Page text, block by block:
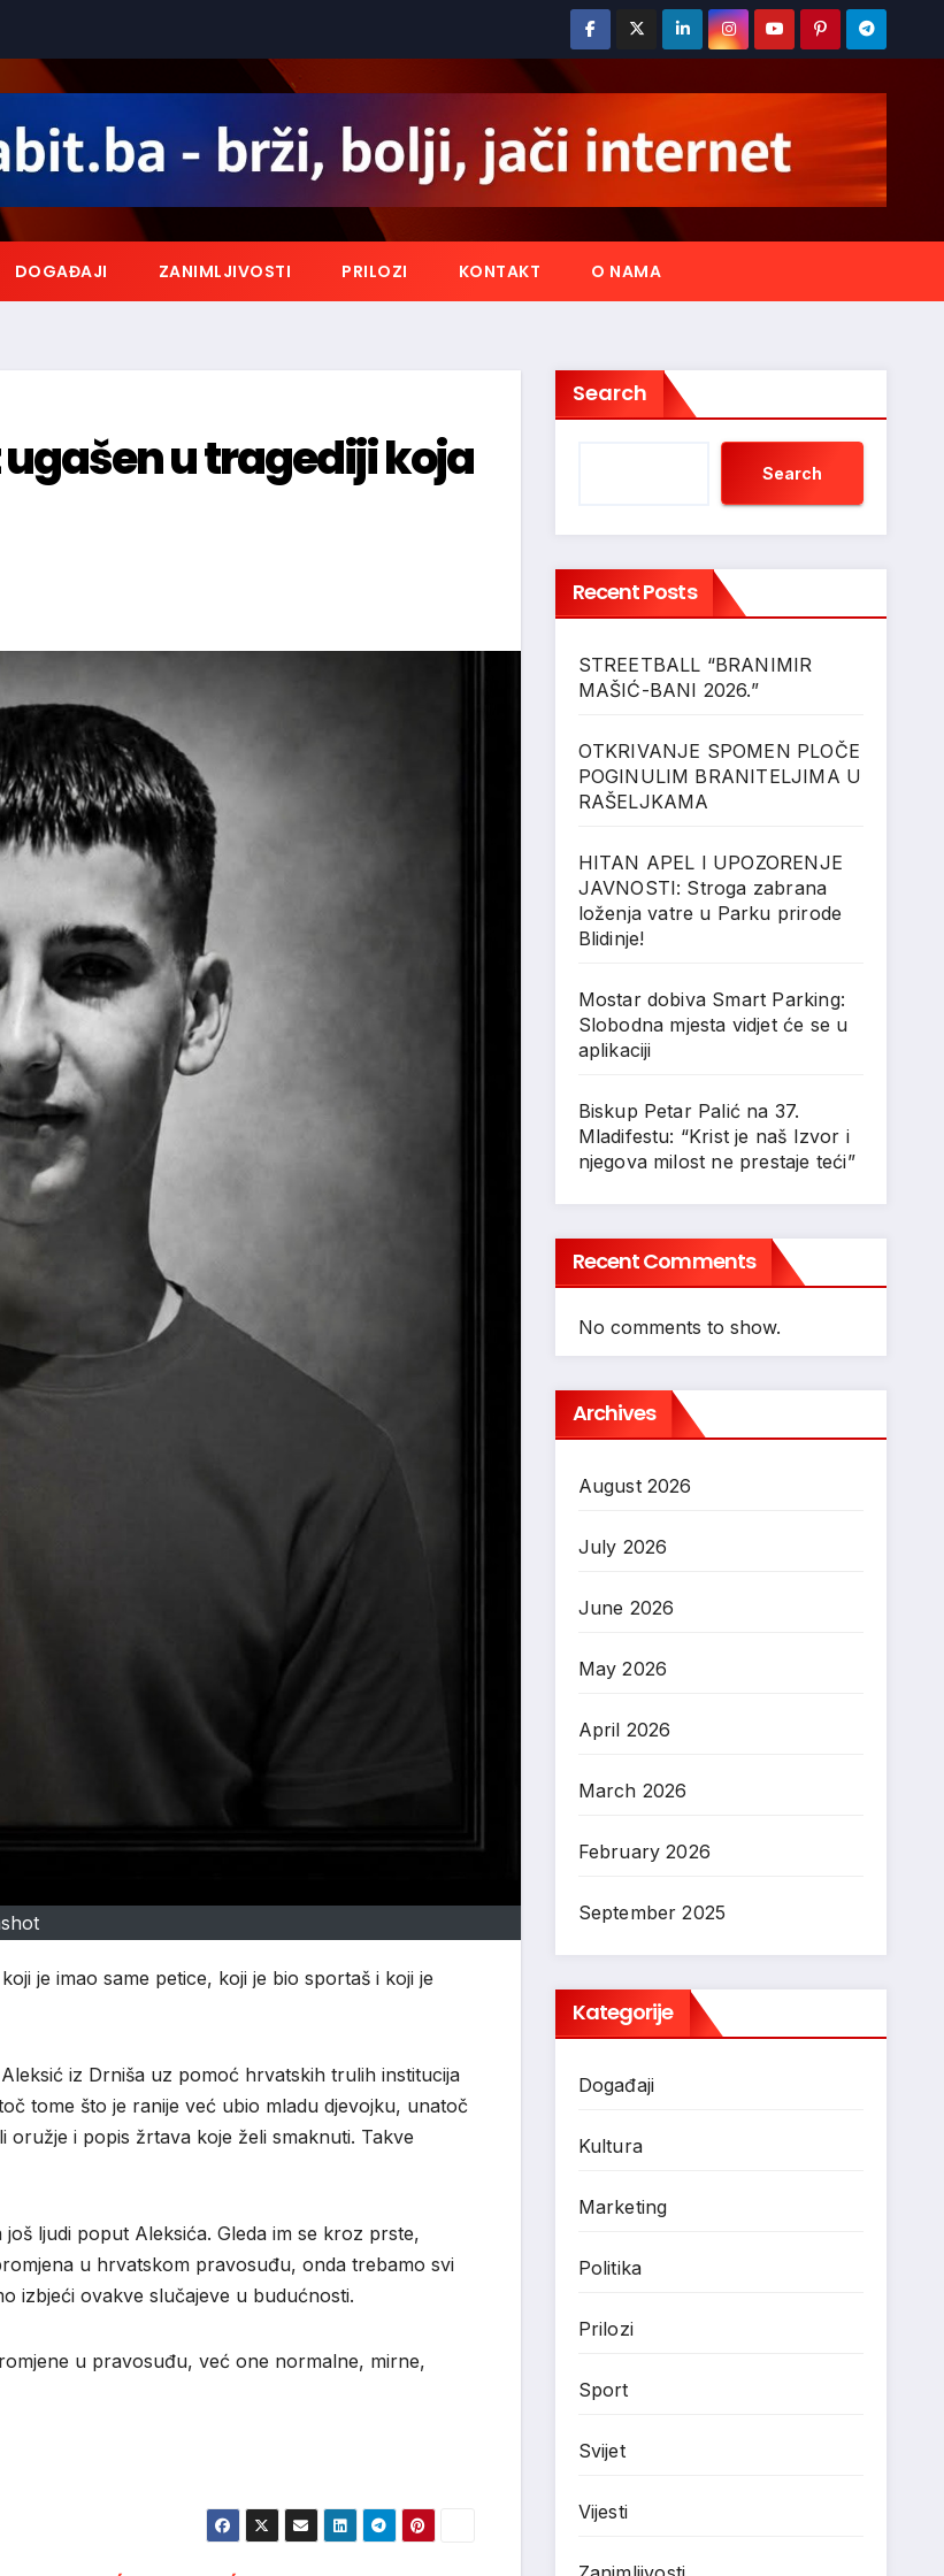
DOGAĐAJI ZANIMLJIVOSTI PRILOZI KONTAKT O NAMA
u tragediji koja
je imao same petice, koji je bio sportaš i koji je
iz Drniša uz pomoć hrvatskih trulih institucija
tome što je ranije već ubio mladu djevojku, unatoč
i popis žrtava koje želi smaknuti. Takve
ljudi poput Aleksića. Gleda im se kroz prste,
u hrvatskom pravosuđu, onda trebamo svi
izbjeći ovakve slučajeve u budućnosti.
u pravosuđu, već one normalne, mirne,
Search
Search
Recent Posts
STREETBALL “BRANIMIR
MAŠIĆ-BANI 2026.”
OTKRIVANJE SPOMEN PLOČE
POGINULIM BRANITELJIMA U
RAŠELJKAMA
HITAN APEL I UPOZORENJE
JAVNOSTI: Stroga zabrana
loženja vatre u Parku prirode
Blidinje!
Mostar dobiva Smart Parking:
Slobodna mjesta vidjet će se u
aplikaciji
Biskup Petar Palić na 37.
Mladifestu: “Krist je naš Izvor i
njegova milost ne prestaje teći”
Recent Comments
No comments to show.
Archives
August 2026
July 2026
June 2026
May 2026
April 2026
March 2026
February 2026
September 2025
Kategorije
Događaji
Kultura
Marketing
Politika
Prilozi
Sport
Svijet
Vijesti